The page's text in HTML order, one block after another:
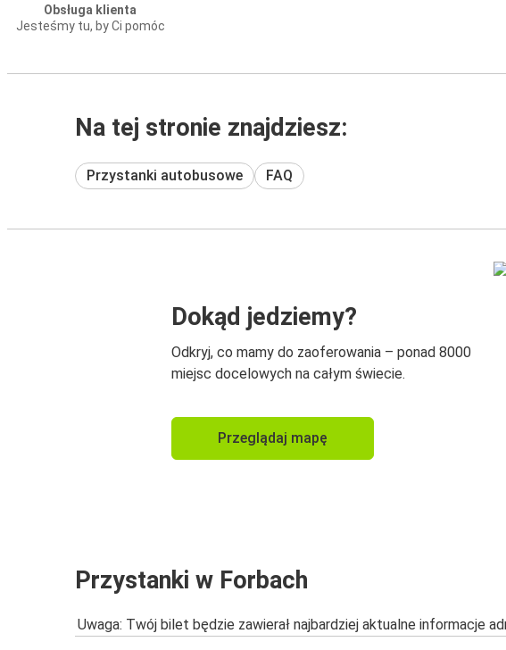
Obsługa klienta
Jesteśmy tu, by Ci pomóc
Na tej stronie znajdziesz:
Przystanki autobusowe FAQ
Dokąd jedziemy?
Odkryj, co mamy do zaoferowania – ponad 8000
miejsc docelowych na całym świecie.
Przeglądaj mapę
Przystanki w Forbach
Uwaga: Twój bilet będzie zawierał najbardziej aktualne informacje